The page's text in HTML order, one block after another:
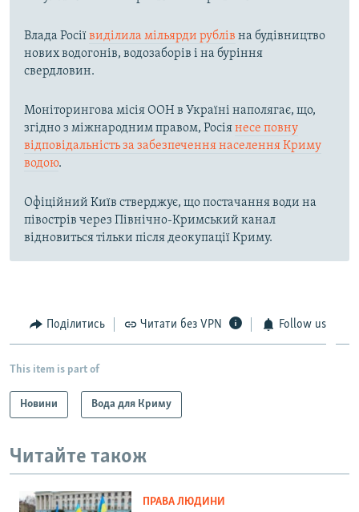
Влада Росіївиділила мільярди рублів на будівництво
нових водогонів, водозаборів і на буріння
свердловин.
Моніторингова місія ООН в Україні наполягає, що,
згідно з міжнародним правом, Росіянесе повну
відповідальність за забезпечення населення Криму
водою.
Офіційний Київ стверджує, що постачання води на
півострів через Північно-Кримський канал
відновиться тільки після деокупації Криму.
Поділитись Читати без VPN Follow us
This item is part of
Новини Вода для Криму
Читайте також
ПРАВА ЛЮДИНИ